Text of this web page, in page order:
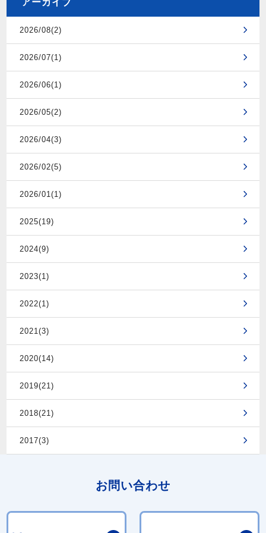
2026/08(2)
2026/07(1)
2026/06(1)
2026/05(2)
2026/04(3)
2026/02(5)
2026/01(1)
2025(19)
2024(9)
2023(1)
2022(1)
2021(3)
2020(14)
2019(21)
2018(21)
2017(3)
お問い合わせ